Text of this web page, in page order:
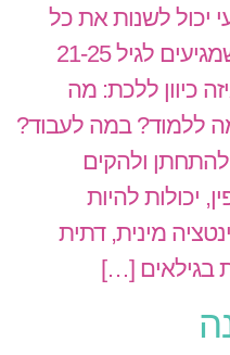
יכול לשנות את כל
כיוון החיים לטובה. צעירים שמגיעים לגיל 21-25
כיוון ללכת: מה
ללמוד? במה לעבוד?
להתחתן ולהקים
יכולות להיות
מינית, דתית
בגילאים […]